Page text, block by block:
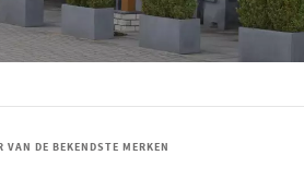
VAN DE BEKENDSTE MERKEN